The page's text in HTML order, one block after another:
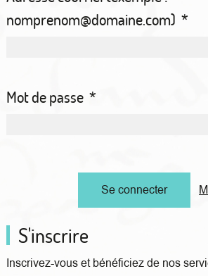
nomprenom@domaine.com) *
Mot de passe *
S'inscrire
Inscrivez-vous et bénéficiez de nos